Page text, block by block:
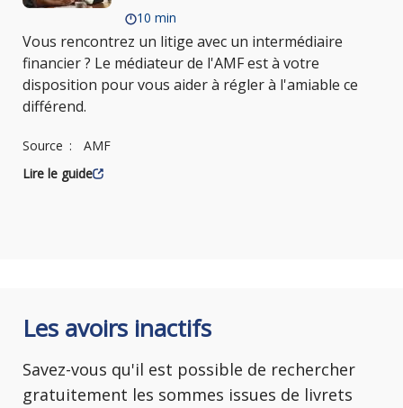
10 min
Vous rencontrez un litige avec un intermédiaire
financier ? Le médiateur de l'AMF est à votre
disposition pour vous aider à régler à l'amiable ce
différend.
Source
AMF
Lire le guide
Les avoirs inactifs
Savez-vous qu'il est possible de rechercher
gratuitement les sommes issues de livrets